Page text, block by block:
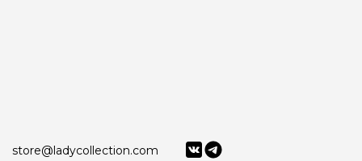
store@ladycollection.com